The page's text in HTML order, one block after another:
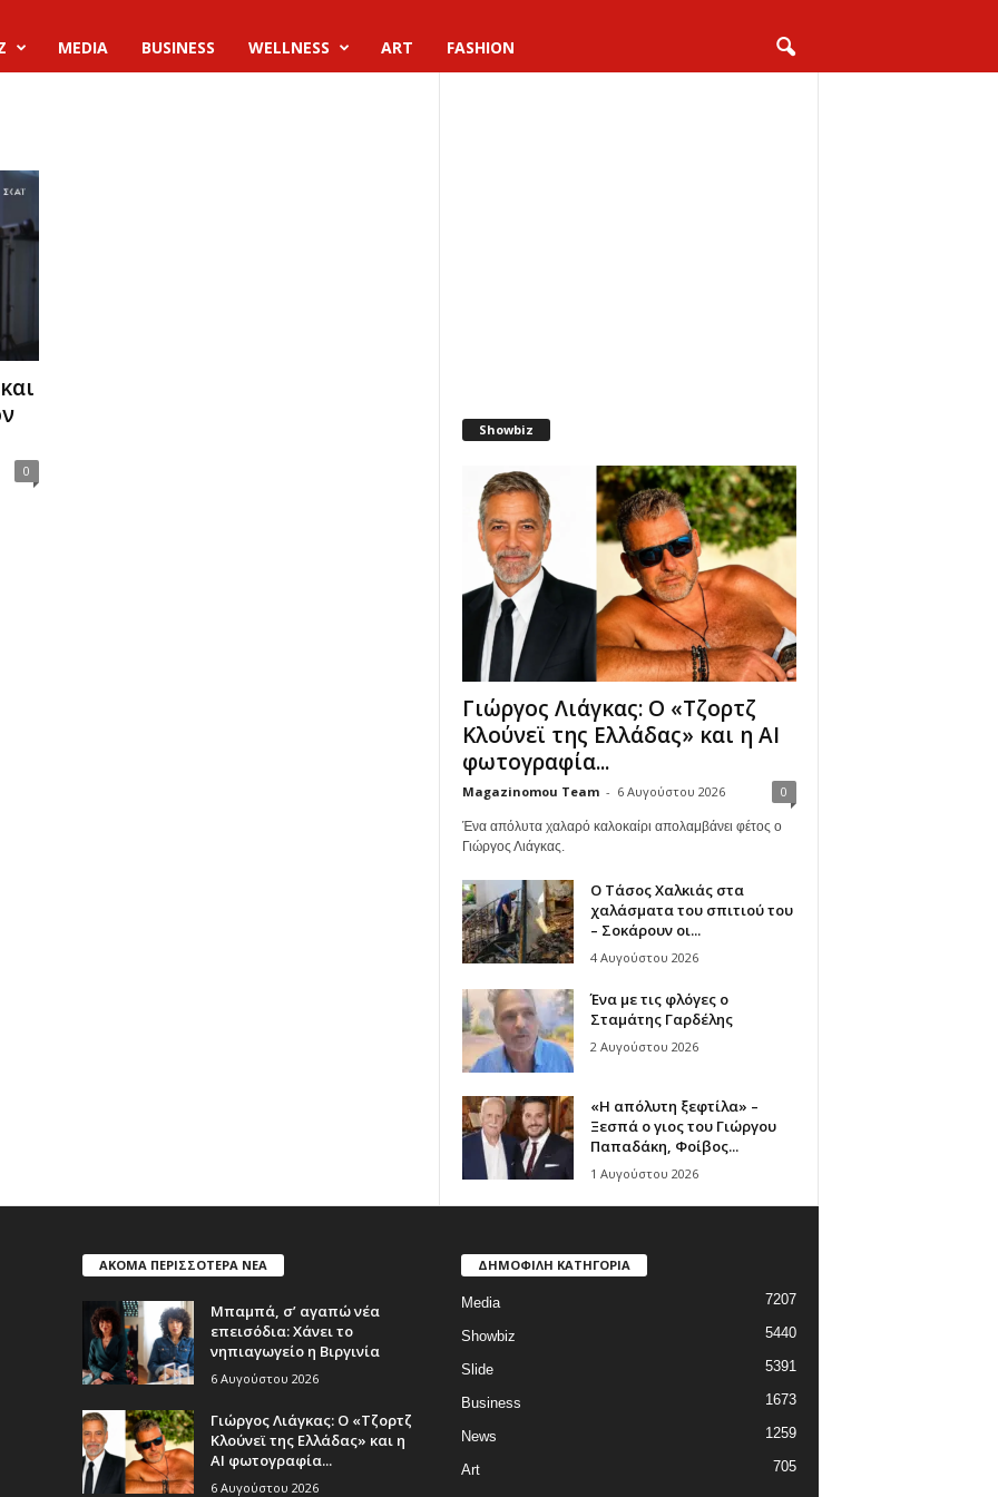
MEDIA BUSINESS WELLNESS ART FASHION
0
Showbiz
Γιώργος Λιάγκας: Ο «Τζορτζ
Κλούνεϊ της Ελλάδας» και η AI
φωτογραφία...
Magazinomou Team - 6 Αυγούστου 2026 0
Ένα απόλυτα χαλαρό καλοκαίρι απολαμβάνει φέτος ο
Γιώργος Λιάγκας.
Ο Τάσος Χαλκιάς στα
χαλάσματα του σπιτιού του
– Σοκάρουν οι...
4 Αυγούστου 2026
Ένα με τις φλόγες ο
Σταμάτης Γαρδέλης
2 Αυγούστου 2026
«Η απόλυτη ξεφτίλα» –
Ξεσπά ο γιος του Γιώργου
Παπαδάκη, Φοίβος...
1 Αυγούστου 2026
ΑΚΟΜΑ ΠΕΡΙΣΣΟΤΕΡΑ ΝΕΑ
Μπαμπά, σ’ αγαπώ νέα
επεισόδια: Χάνει το
νηπιαγωγείο η Βιργινία
6 Αυγούστου 2026
Γιώργος Λιάγκας: Ο «Τζορτζ
Κλούνεϊ της Ελλάδας» και η
AI φωτογραφία...
6 Αυγούστου 2026
ΔΗΜΟΦΙΛΗ ΚΑΤΗΓΟΡΙΑ
Media 7207
Showbiz 5440
Slide 5391
Business 1673
News 1259
Art 705